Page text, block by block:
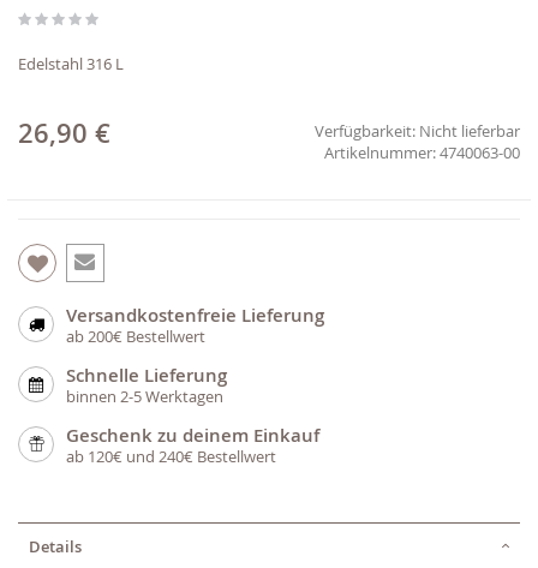
springen
Edelstahl 316 L
26,90 € Verfügbarkeit: Nicht lieferbar
4740063-00
Versandkostenfreie Lieferung
ab 200€ Bestellwert
Schnelle Lieferung
binnen 2-5 Werktagen
Geschenk zu deinem Einkauf
ab 120€ und 240€ Bestellwert
Details